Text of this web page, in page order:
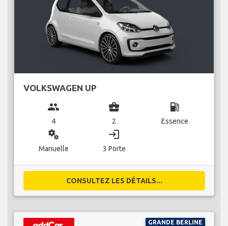
VOLKSWAGEN UP
group
4
business_center
2
local_gas_station
Essence
miscellaneous_services
Manuelle
login
3 Porte
CONSULTEZ LES DÉTAILS...
GRANDE BERLINE